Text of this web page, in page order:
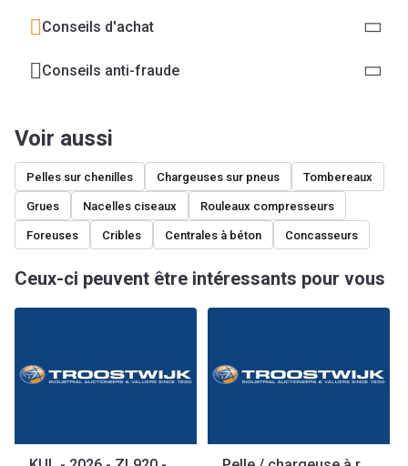
Conseils d'achat
Conseils anti-fraude
Voir aussi
Pelles sur chenilles Chargeuses sur pneus Tombereaux
Grues Nacelles ciseaux Rouleaux compresseurs
Foreuses Cribles Centrales à béton Concasseurs
Ceux-ci peuvent être intéressants pour vous